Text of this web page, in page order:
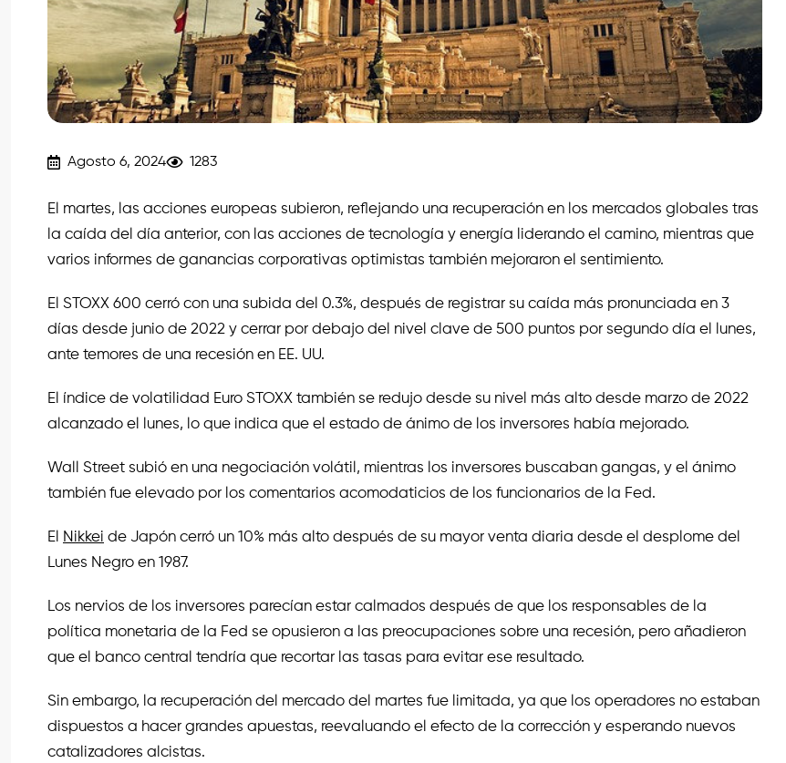
Agosto 6, 2024 1283
El martes, las acciones europeas subieron, reflejando una recuperación en los mercados globales tras
la caída del día anterior, con las acciones de tecnología y energía liderando el camino, mientras que
varios informes de ganancias corporativas optimistas también mejoraron el sentimiento.
El STOXX 600 cerró con una subida del 0.3%, después de registrar su caída más pronunciada en 3
días desde junio de 2022 y cerrar por debajo del nivel clave de 500 puntos por segundo día el lunes,
ante temores de una recesión en EE. UU.
El índice de volatilidad Euro STOXX también se redujo desde su nivel más alto desde marzo de 2022
alcanzado el lunes, lo que indica que el estado de ánimo de los inversores había mejorado.
Wall Street subió en una negociación volátil, mientras los inversores buscaban gangas, y el ánimo
también fue elevado por los comentarios acomodaticios de los funcionarios de la Fed.
El Nikkei de Japón cerró un 10% más alto después de su mayor venta diaria desde el desplome del
Lunes Negro en 1987.
Los nervios de los inversores parecían estar calmados después de que los responsables de la
política monetaria de la Fed se opusieron a las preocupaciones sobre una recesión, pero añadieron
que el banco central tendría que recortar las tasas para evitar ese resultado.
Sin embargo, la recuperación del mercado del martes fue limitada, ya que los operadores no estaban
dispuestos a hacer grandes apuestas, reevaluando el efecto de la corrección y esperando nuevos
catalizadores alcistas.